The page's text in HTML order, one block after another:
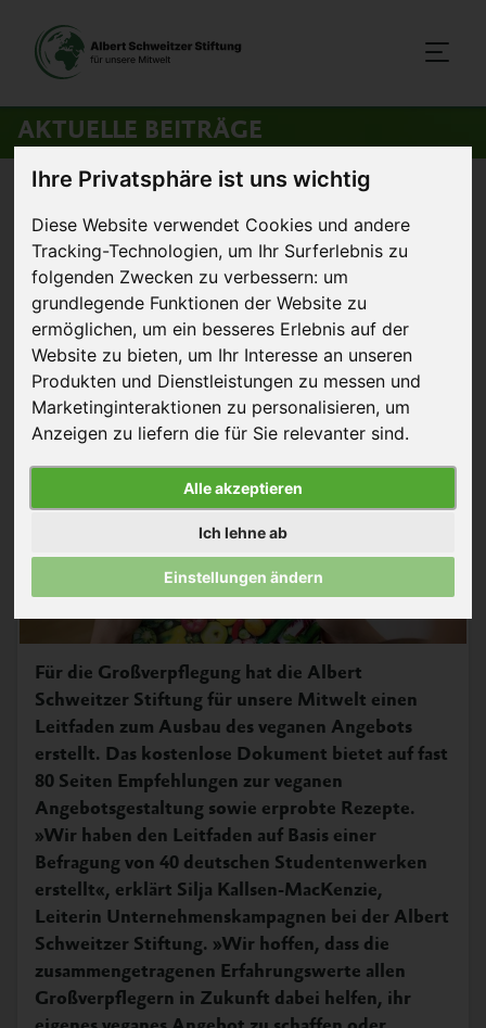
Ihre Privatsphäre ist uns wichtig
Diese Website verwendet Cookies und andere
Tracking-Technologien, um Ihr Surferlebnis zu
folgenden Zwecken zu verbessern: um
grundlegende Funktionen der Website zu
ermöglichen, um ein besseres Erlebnis auf der
Website zu bieten, um Ihr Interesse an unseren
Produkten und Dienstleistungen zu messen und
Marketinginteraktionen zu personalisieren, um
Anzeigen zu liefern die für Sie relevanter sind.
Alle akzeptieren
Ich lehne ab
Einstellungen ändern
AKTUELLE BEITRÄGE
Aktuelles> Leitfaden für die vegane Großverpflegung
27. August 2015 Pressemitteilung
Leitfaden für die vegane
Großverpflegung
Für die Großverpflegung hat die Albert
Schweitzer Stiftung für unsere Mitwelt einen
Leitfaden zum Ausbau des veganen Angebots
erstellt. Das kostenlose Dokument bietet auf fast
80 Seiten Empfehlungen zur veganen
Angebotsgestaltung sowie erprobte Rezepte.
»Wir haben den Leitfaden auf Basis einer
Befragung von 40 deutschen Studentenwerken
erstellt«, erklärt Silja Kallsen-MacKenzie,
Leiterin Unternehmenskampagnen bei der Albert
Schweitzer Stiftung. »Wir hoffen, dass die
zusammengetragenen Erfahrungswerte allen
Großverpflegern in Zukunft dabei helfen, ihr